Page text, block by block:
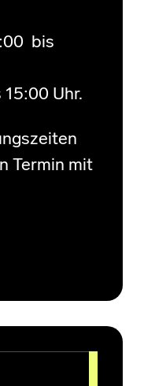
bis
Uhr.
Termin mit